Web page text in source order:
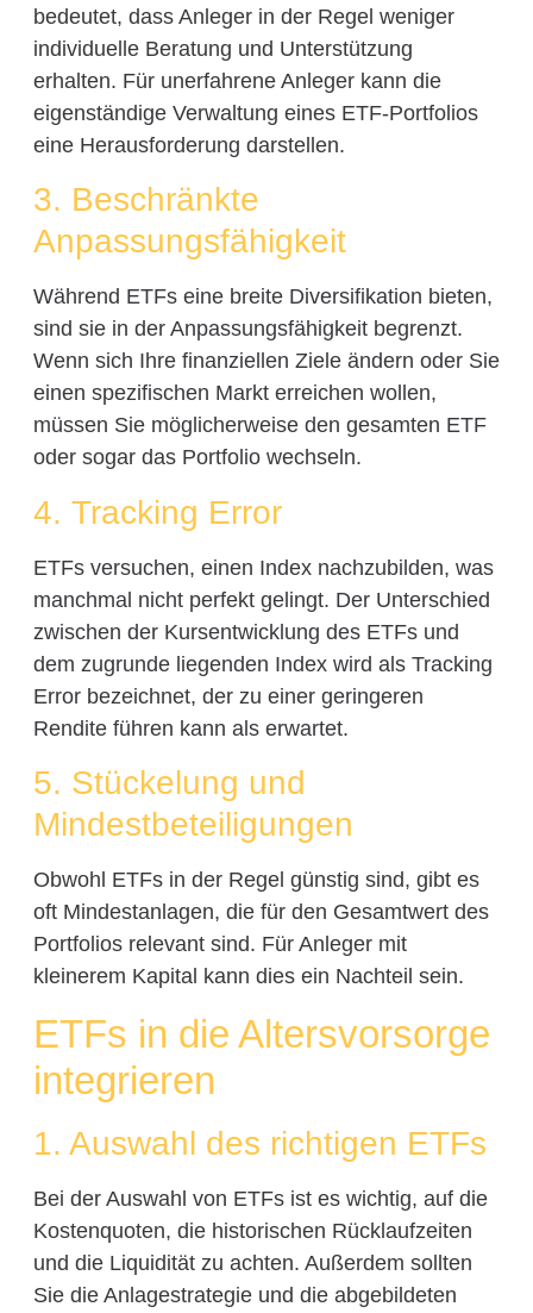
bedeutet, dass Anleger in der Regel weniger
individuelle Beratung und Unterstützung
erhalten. Für unerfahrene Anleger kann die
eigenständige Verwaltung eines ETF-Portfolios
eine Herausforderung darstellen.
3. Beschränkte
Anpassungsfähigkeit
Während ETFs eine breite Diversifikation bieten,
sind sie in der Anpassungsfähigkeit begrenzt.
Wenn sich Ihre finanziellen Ziele ändern oder Sie
einen spezifischen Markt erreichen wollen,
müssen Sie möglicherweise den gesamten ETF
oder sogar das Portfolio wechseln.
4. Tracking Error
ETFs versuchen, einen Index nachzubilden, was
manchmal nicht perfekt gelingt. Der Unterschied
zwischen der Kursentwicklung des ETFs und
dem zugrunde liegenden Index wird als Tracking
Error bezeichnet, der zu einer geringeren
Rendite führen kann als erwartet.
5. Stückelung und
Mindestbeteiligungen
Obwohl ETFs in der Regel günstig sind, gibt es
oft Mindestanlagen, die für den Gesamtwert des
Portfolios relevant sind. Für Anleger mit
kleinerem Kapital kann dies ein Nachteil sein.
ETFs in die Altersvorsorge
integrieren
1. Auswahl des richtigen ETFs
Bei der Auswahl von ETFs ist es wichtig, auf die
Kostenquoten, die historischen Rücklaufzeiten
und die Liquidität zu achten. Außerdem sollten
Sie die Anlagestrategie und die abgebildeten